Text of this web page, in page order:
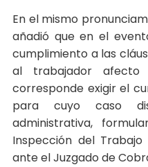
En el mismo
añadió que en el
cumplimiento a las
al trabajador
corresponde exigir el
para cuyo caso
administrativa,
Inspección del
ante el Juzgado de